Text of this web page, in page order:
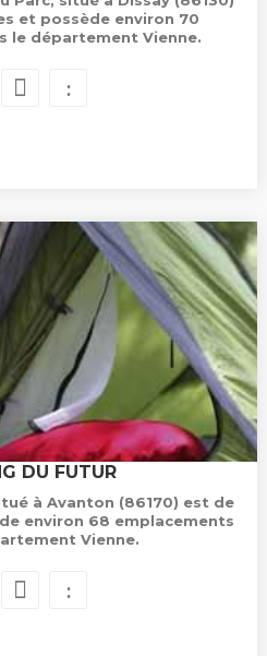
et possède environ 70
le département Vienne.
DU FUTUR
à Avanton (86170) est de
environ 68 emplacements
Vienne.